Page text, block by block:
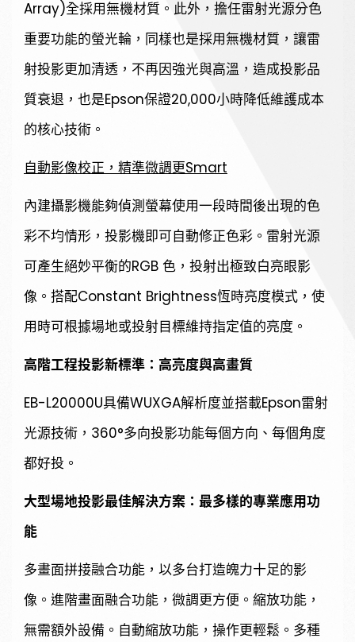
Array)全採用無機材質。此外，擔任雷射光源分色
重要功能的螢光輪，同樣也是採用無機材質，讓雷
射投影更加清透，不再因強光與高溫，造成投影品
質衰退，也是Epson保證20,000小時降低維護成本
的核心技術。
自動影像校正，精準微調更Smart
內建攝影機能夠偵測螢幕使用一段時間後出現的色
彩不均情形，投影機即可自動修正色彩。雷射光源
可產生絕妙平衡的RGB 色，投射出極致白亮眼影
像。搭配Constant Brightness恆時亮度模式，使
用時可根據場地或投射目標維持指定值的亮度。
高階工程投影新標準：高亮度與高畫質
EB-L20000U具備WUXGA解析度並搭載Epson雷射
光源技術，360°多向投影功能每個方向、每個角度
都好投。
大型場地投影最佳解決方案：最多樣的專業應用功
能
多畫面拼接融合功能，以多台打造魄力十足的影
像。進階畫面融合功能，微調更方便。縮放功能，
無需額外設備。自動縮放功能，操作更輕鬆。多種